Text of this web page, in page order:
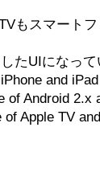
もスマート
たUIになっ
and
of Android
Apple TV